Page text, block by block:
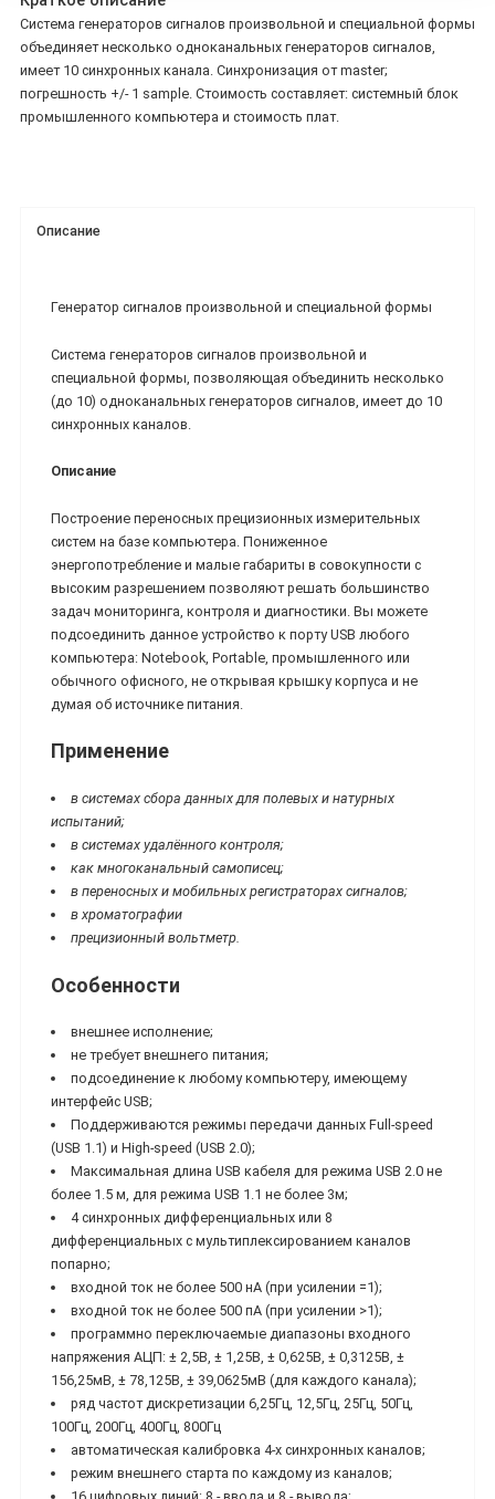
Система генераторов сигналов произвольной и специальной формы
объединяет несколько одноканальных генераторов сигналов,
имеет 10 синхронных канала. Синхронизация от master;
погрешность +/- 1 sample. Стоимость составляет: системный блок
промышленного компьютера и стоимость плат.
Описание
Генератор сигналов произвольной и специальной формы
Система генераторов сигналов произвольной и
специальной формы, позволяющая объединить несколько
(до 10) одноканальных генераторов сигналов, имеет до 10
синхронных каналов.
Описание
Построение переносных прецизионных измерительных
систем на базе компьютера. Пониженное
энергопотребление и малые габариты в совокупности с
высоким разрешением позволяют решать большинство
задач мониторинга, контроля и диагностики. Вы можете
подсоединить данное устройство к порту USB любого
компьютера: Notebook, Portable, промышленного или
обычного офисного, не открывая крышку корпуса и не
думая об источнике питания.
Применение
в системах сбора данных для полевых и натурных
испытаний;
в системах удалённого контроля;
как многоканальный самописец;
в переносных и мобильных регистраторах сигналов;
в хроматографии
прецизионный вольтметр.
Особенности
внешнее исполнение;
не требует внешнего питания;
подсоединение к любому компьютеру, имеющему
интерфейс USB;
Поддерживаются режимы передачи данных Full-speed
(USB 1.1) и High-speed (USB 2.0);
Максимальная длина USB кабеля для режима USB 2.0 не
более 1.5 м, для режима USB 1.1 не более 3м;
4 синхронных дифференциальных или 8
дифференциальных с мультиплексированием каналов
попарно;
входной ток не более 500 нА (при усилении =1);
входной ток не более 500 пА (при усилении >1);
программно переключаемые диапазоны входного
напряжения АЦП: ± 2,5В, ± 1,25В, ± 0,625В, ± 0,3125В, ±
156,25мВ, ± 78,125В, ± 39,0625мВ (для каждого канала);
ряд частот дискретизации 6,25Гц, 12,5Гц, 25Гц, 50Гц,
100Гц, 200Гц, 400Гц, 800Гц
автоматическая калибровка 4-х синхронных каналов;
режим внешнего старта по каждому из каналов;